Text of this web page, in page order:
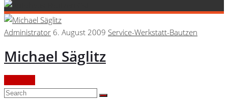
Administrator 6. August 2009 Service-Werkstatt-Bautzen
Michael Säglitz